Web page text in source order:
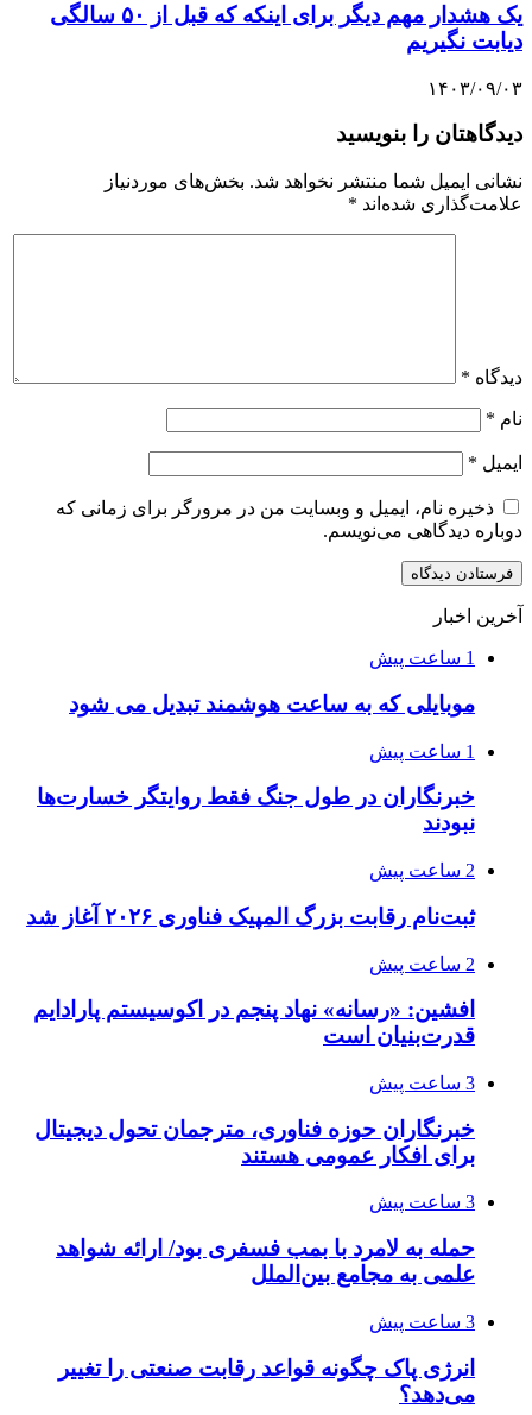
یک هشدار مهم دیگر برای اینکه که قبل از ۵۰ سالگی
دیابت نگیریم
۱۴۰۳/۰۹/۰۳
دیدگاهتان را بنویسید
نشانی ایمیل شما منتشر نخواهد شد. بخش‌های موردنیاز
علامت‌گذاری شده‌اند *
دیدگاه *
نام *
ایمیل *
ذخیره نام، ایمیل و وبسایت من در مرورگر برای زمانی که
دوباره دیدگاهی می‌نویسم.
آخرین اخبار
1 ساعت پیش
موبایلی که به ساعت هوشمند تبدیل می شود
1 ساعت پیش
خبرنگاران در طول جنگ فقط روایتگر خسارت‌ها
نبودند
2 ساعت پیش
ثبت‌نام رقابت بزرگ المپیک فناوری ۲۰۲۶ آغاز شد
2 ساعت پیش
افشین: «رسانه» نهاد پنجم در اکوسیستم پارادایم
قدرت‌بنیان است
3 ساعت پیش
خبرنگاران حوزه فناوری، مترجمان تحول دیجیتال
برای افکار عمومی هستند
3 ساعت پیش
حمله به لامرد با بمب فسفری بود/ ارائه شواهد
علمی به مجامع بین‌الملل
3 ساعت پیش
انرژی پاک چگونه قواعد رقابت صنعتی را تغییر
می‌دهد؟